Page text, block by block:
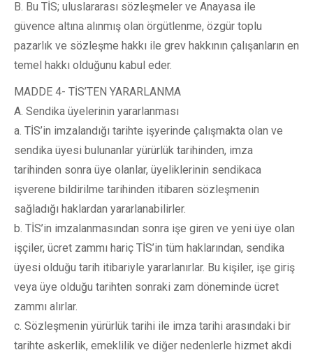
B. Bu TİS; uluslararası sözleşmeler ve Anayasa ile
güvence altına alınmış olan örgütlenme, özgür toplu
pazarlık ve sözleşme hakkı ile grev hakkının çalışanların en
temel hakkı olduğunu kabul eder.
MADDE 4- TİS’TEN YARARLANMA
A. Sendika üyelerinin yararlanması
a. TİS’in imzalandığı tarihte işyerinde çalışmakta olan ve
sendika üyesi bulunanlar yürürlük tarihinden, imza
tarihinden sonra üye olanlar, üyeliklerinin sendikaca
işverene bildirilme tarihinden itibaren sözleşmenin
sağladığı haklardan yararlanabilirler.
b. TİS’in imzalanmasından sonra işe giren ve yeni üye olan
işçiler, ücret zammı hariç TİS’in tüm haklarından, sendika
üyesi olduğu tarih itibariyle yararlanırlar. Bu kişiler, işe giriş
veya üye olduğu tarihten sonraki zam döneminde ücret
zammı alırlar.
c. Sözleşmenin yürürlük tarihi ile imza tarihi arasındaki bir
tarihte askerlik, emeklilik ve diğer nedenlerle hizmet akdi